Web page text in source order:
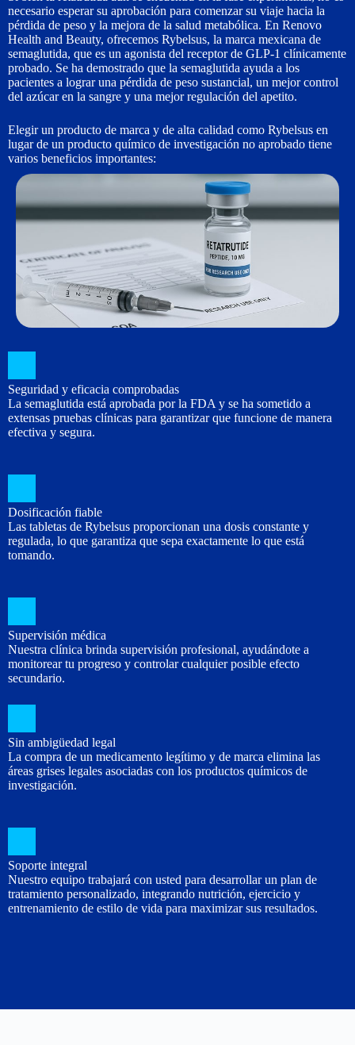
necesario esperar su aprobación para comenzar su viaje hacia la
pérdida de peso y la mejora de la salud metabólica. En Renovo
Health and Beauty, ofrecemos Rybelsus, la marca mexicana de
semaglutida, que es un agonista del receptor de GLP-1 clínicamente
probado. Se ha demostrado que la semaglutida ayuda a los
pacientes a lograr una pérdida de peso sustancial, un mejor control
del azúcar en la sangre y una mejor regulación del apetito.
Elegir un producto de marca y de alta calidad como Rybelsus en
lugar de un producto químico de investigación no aprobado tiene
varios beneficios importantes:
Seguridad y eficacia comprobadas
La semaglutida está aprobada por la FDA y se ha sometido a
extensas pruebas clínicas para garantizar que funcione de manera
efectiva y segura.
Dosificación fiable
Las tabletas de Rybelsus proporcionan una dosis constante y
regulada, lo que garantiza que sepa exactamente lo que está
tomando.
Supervisión médica
Nuestra clínica brinda supervisión profesional, ayudándote a
monitorear tu progreso y controlar cualquier posible efecto
secundario.
Sin ambigüedad legal
La compra de un medicamento legítimo y de marca elimina las
áreas grises legales asociadas con los productos químicos de
investigación.
Soporte integral
Nuestro equipo trabajará con usted para desarrollar un plan de
tratamiento personalizado, integrando nutrición, ejercicio y
entrenamiento de estilo de vida para maximizar sus resultados.